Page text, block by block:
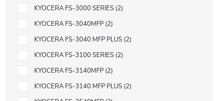
KYOCERA FS-3000 SERIES 2
KYOCERA FS-3040MFP 2
KYOCERA FS-3040 MFP PLUS 2
KYOCERA FS-3100 SERIES 2
KYOCERA FS-3140MFP 2
KYOCERA FS-3140 MFP PLUS 2